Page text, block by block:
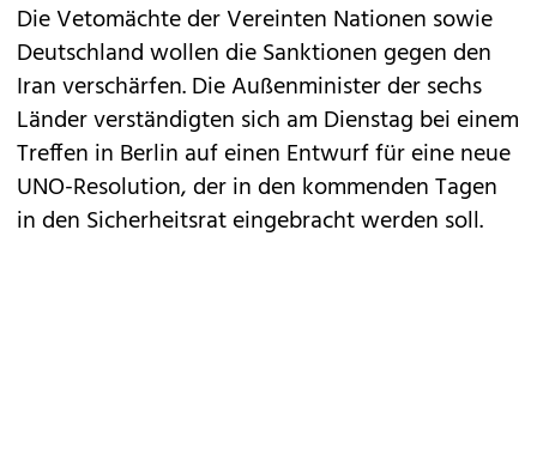
Die Vetomächte der Vereinten Nationen sowie
Deutschland wollen die Sanktionen gegen den
Iran verschärfen. Die Außenminister der sechs
Länder verständigten sich am Dienstag bei einem
Treffen in Berlin auf einen Entwurf für eine neue
UNO-Resolution, der in den kommenden Tagen
in den Sicherheitsrat eingebracht werden soll.